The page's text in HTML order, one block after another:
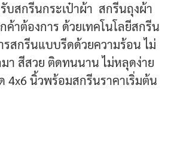
บสกรีนกระเป๋าผ้า สกรีนถุงผ้า
าต้องการ ด้วยเทคโนโลยีสกรีน
รสกรีนแบบรีดด้วยความร้อน ไม่
า สีสวย ติดทนนาน ไม่หลุดง่าย
4x6 นิ้วพร้อมสกรีนราคาเริ่มต้น